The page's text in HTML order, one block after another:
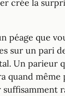
crée la
que
sur un pari
Un parieur
quand